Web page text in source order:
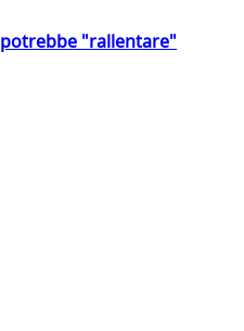
potrebbe "rallentare"